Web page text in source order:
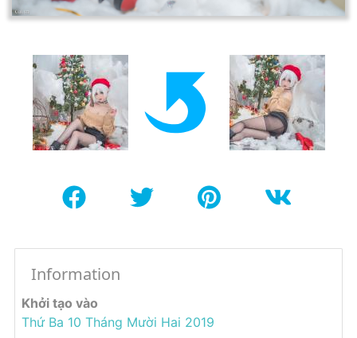
Information
Khởi tạo vào
Thứ Ba 10 Tháng Mười Hai 2019